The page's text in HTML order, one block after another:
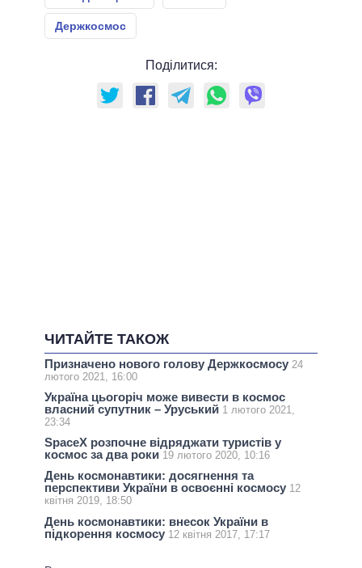
Держкосмос
Поділитися:
ЧИТАЙТЕ ТАКОЖ
Призначено нового голову Держкосмосу 24
лютого 2021, 16:00
Україна цьогоріч може вивести в космос
власний супутник – Уруський 1 лютого 2021,
23:34
SpaceX розпочне відряджати туристів у
космос за два роки 19 лютого 2020, 10:16
День космонавтики: досягнення та
перспективи України в освоєнні космосу 12
квітня 2019, 18:50
День космонавтики: внесок України в
підкорення космосу 12 квітня 2017, 17:17